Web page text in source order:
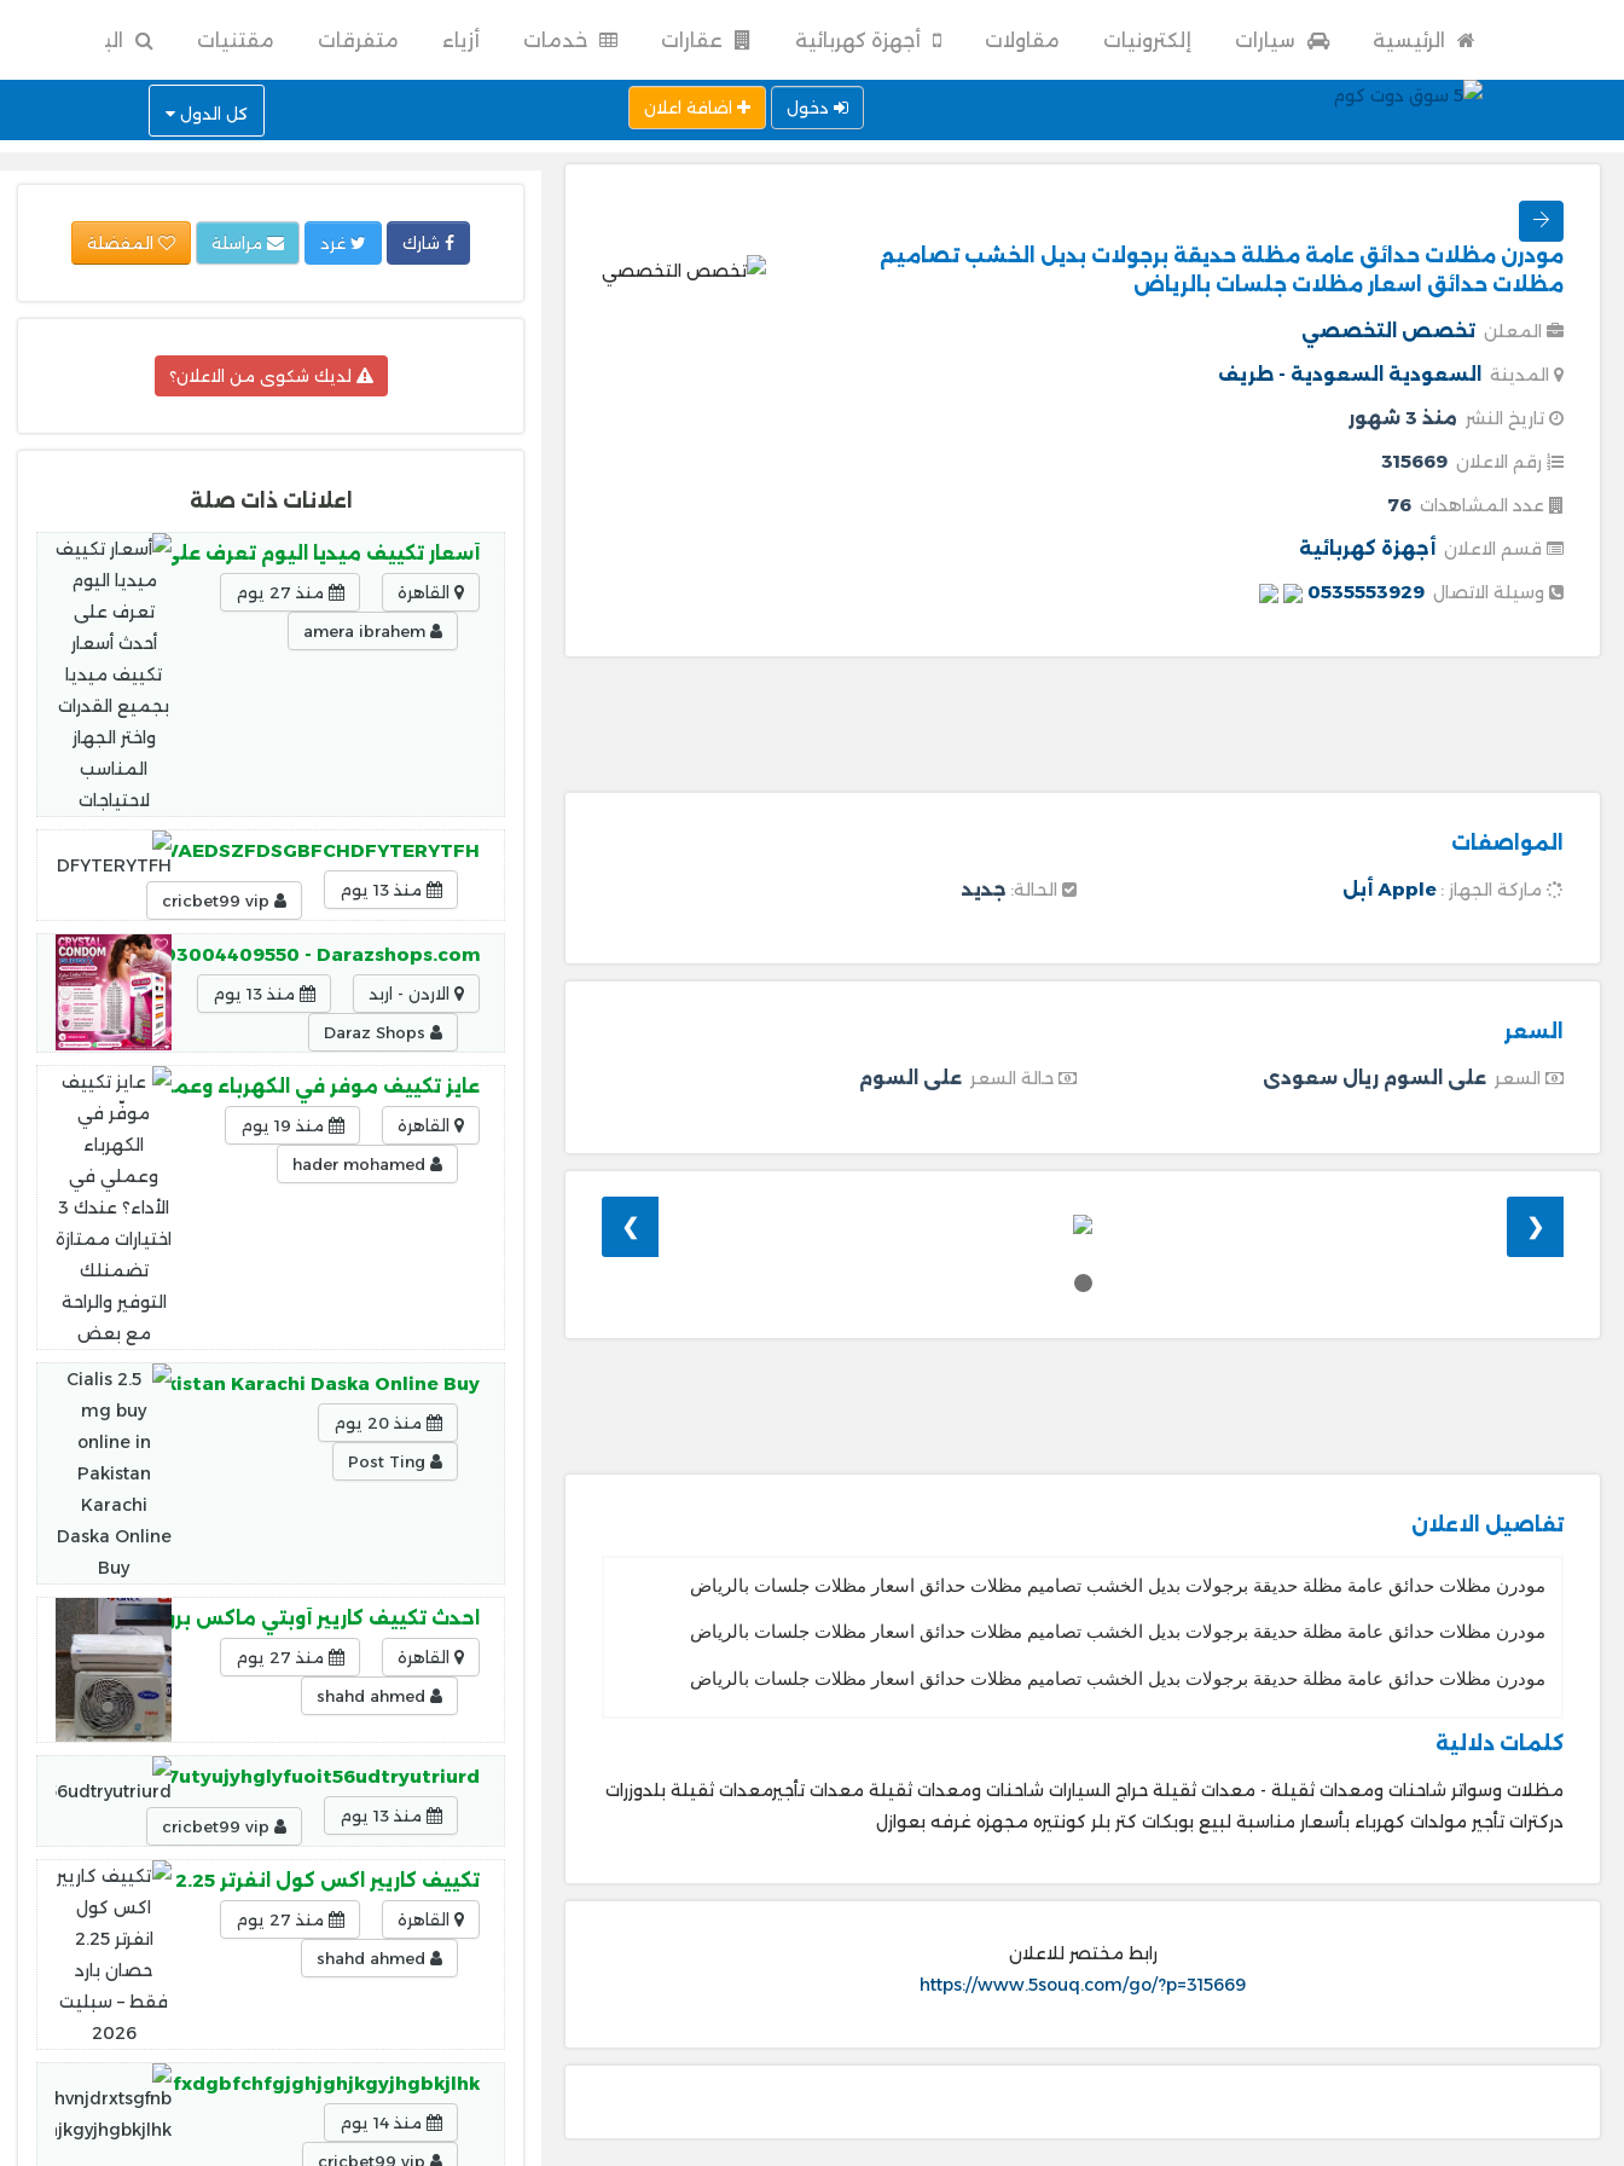
الرئيسية سيارات إلكترونيات مقاولات أجهزة كهربائية عقارات خدمات أزياء متفرقات مقتنيات البحث
دخول اضافة اعلان كل الدول
مودرن مظلات حدائق عامة مظلة حديقة برجولات بديل الخشب تصاميم
مظلات حدائق اسعار مظلات جلسات بالرياض
المعلن تخصص التخصصي
المدينة السعودية السعودية - طريف
تاريخ النشر منذ 3 شهور
رقم الاعلان 315669
عدد المشاهدات 76
قسم الاعلان أجهزة كهربائية
وسيلة الاتصال 0535553929
المواصفات
ماركة الجهاز : Apple أبل جديد
السعر
السعر على السوم ريال سعودى حالة السعر على السوم
❮
❯
تفاصيل الاعلان
مودرن مظلات حدائق عامة مظلة حديقة برجولات بديل الخشب تصاميم مظلات حدائق اسعار مظلات جلسات بالرياض
مودرن مظلات حدائق عامة مظلة حديقة برجولات بديل الخشب تصاميم مظلات حدائق اسعار مظلات جلسات بالرياض
مودرن مظلات حدائق عامة مظلة حديقة برجولات بديل الخشب تصاميم مظلات حدائق اسعار مظلات جلسات بالرياض
كلمات دلالية
مظلات وسواتر شاحنات ومعدات ثقيلة - معدات ثقيلة حراج السيارات شاحنات ومعدات ثقيلة معدات تأجيرمعدات ثقيلة بلدوزرات
دركترات تأجير مولدات كهرباء بأسعار مناسبة لبيع بوبكات كتر بلر كونتيره مجهزه غرفه بعوازل
رابط مختصر للاعلان
https://www.5souq.com/go/?p=315669
شارك غرد
لديك شكوى من الاعلان؟
اعلانات ذات صلة
أسعار تكييف ميديا اليوم تعرف على أحدث أسعار
القاهرة
منذ 27 يوم
منذ 13 يوم
In Pakistan-03004409550 - Darazshops.com
الاردن - اربد
منذ 13 يوم
عايز تكييف موفّر في الكهرباء وعملي في الأداء؟ عندك 3 اختيارات ممتازة تضمنلك التوفير والراحة مع
القاهرة
منذ 19 يوم
buy online in Pakistan Karachi Daska Online Buy
منذ 20 يوم
احدث تكييف كاريير أوبتي ماكس برو 1.5 حصان بارد فقط – سبليت
القاهرة
منذ 27 يوم
منذ 13 يوم
تكييف كاريير اكس كول انفرتر 2.25 حصان بارد فقط – سبليت 2026
القاهرة
منذ 27 يوم
منذ 14 يوم